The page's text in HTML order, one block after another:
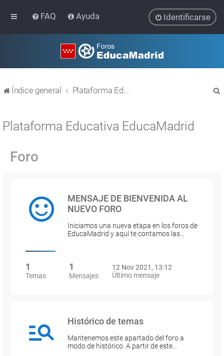
FAQ Ayuda Identificarse
Índice general Plataforma Educativa EducaMadrid
Plataforma Educativa EducaMadrid
Foro
MENSAJE DE BIENVENIDA AL
NUEVO FORO
Iniciamos una nueva etapa en los foros de
EducaMadrid y aquí te contamos las…
1
Temas
1
Mensajes
12 Nov 2021, 13:12
Último mensaje
Histórico de temas
Mantenemos este apartado del foro a
modo de histórico. A partir de este…